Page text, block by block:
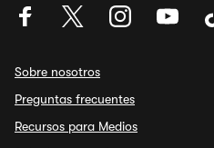
Sobre nosotros
Preguntas frecuentes
Recursos para Medios